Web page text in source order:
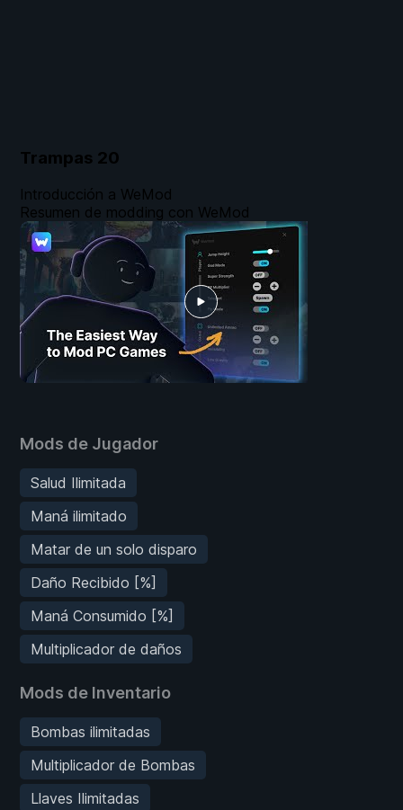
Trampas 20
Mods de Jugador
Salud Ilimitada
Maná ilimitado
Matar de un solo disparo
Daño Recibido [%]
Maná Consumido [%]
Multiplicador de daños
Mods de Inventario
Bombas ilimitadas
Multiplicador de Bombas
Llaves Ilimitadas
Introducción a WeMod
Resumen de modding con WeMod